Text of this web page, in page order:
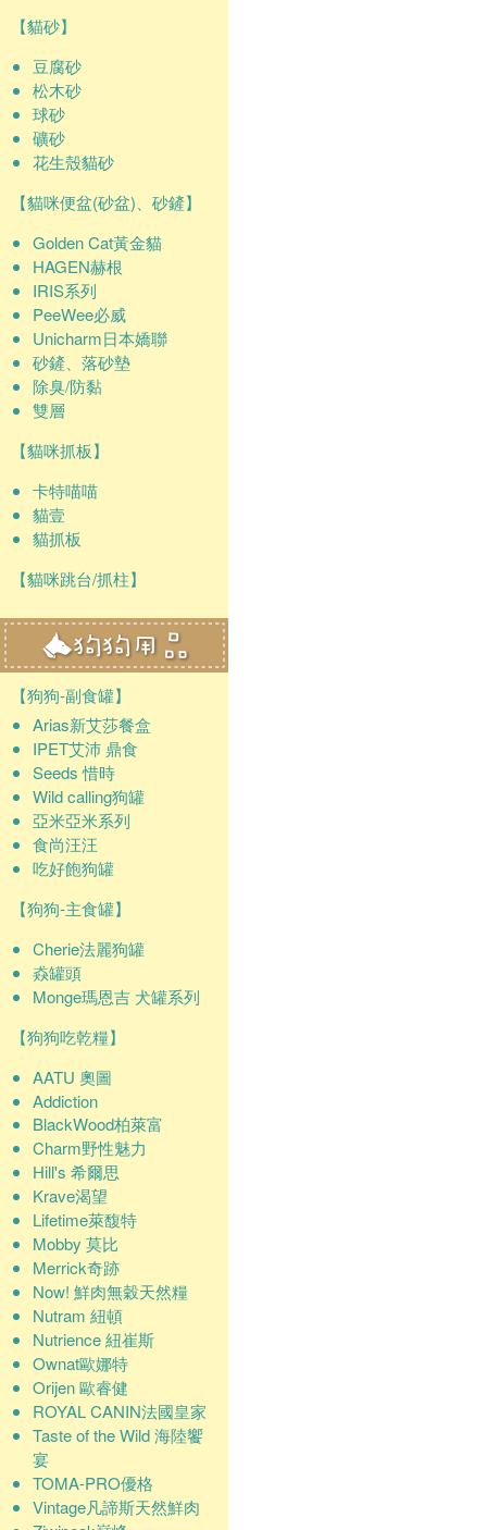
【貓砂】
豆腐砂
松木砂
球砂
礦砂
花生殼貓砂
【貓咪便盆(砂盆)、砂鏟】
Golden Cat黃金貓
HAGEN赫根
IRIS系列
PeeWee必威
Unicharm日本嬌聯
砂鏟、落砂墊
除臭/防黏
雙層
【貓咪抓板】
卡特喵喵
貓壹
貓抓板
【貓咪跳台/抓柱】
【狗狗-副食罐】
Arias新艾莎餐盒
IPET艾沛 鼎食
Seeds 惜時
Wild calling狗罐
亞米亞米系列
食尚汪汪
吃好飽狗罐
【狗狗-主食罐】
Cherie法麗狗罐
猋罐頭
Monge瑪恩吉 犬罐系列
【狗狗吃乾糧】
AATU 奧圖
Addiction
BlackWood柏萊富
Charm野性魅力
Hill's 希爾思
Krave渴望
Lifetime萊馥特
Mobby 莫比
Merrick奇跡
Now! 鮮肉無穀天然糧
Nutram 紐頓
Nutrience 紐崔斯
Ownat歐娜特
Orijen 歐睿健
ROYAL CANIN法國皇家
Taste of the Wild 海陸饗
宴
TOMA-PRO優格
Vintage凡諦斯天然鮮肉